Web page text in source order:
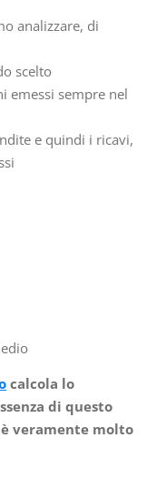
analizzare, di
scelto
emessi sempre nel
e quindi i ricavi,
calcola lo
di questo
veramente molto